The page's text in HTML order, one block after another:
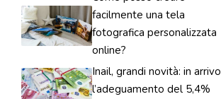
facilmente una tela
fotografica personalizzata
online?
Inail, grandi novità: in arrivo
l’adeguamento del 5,4%